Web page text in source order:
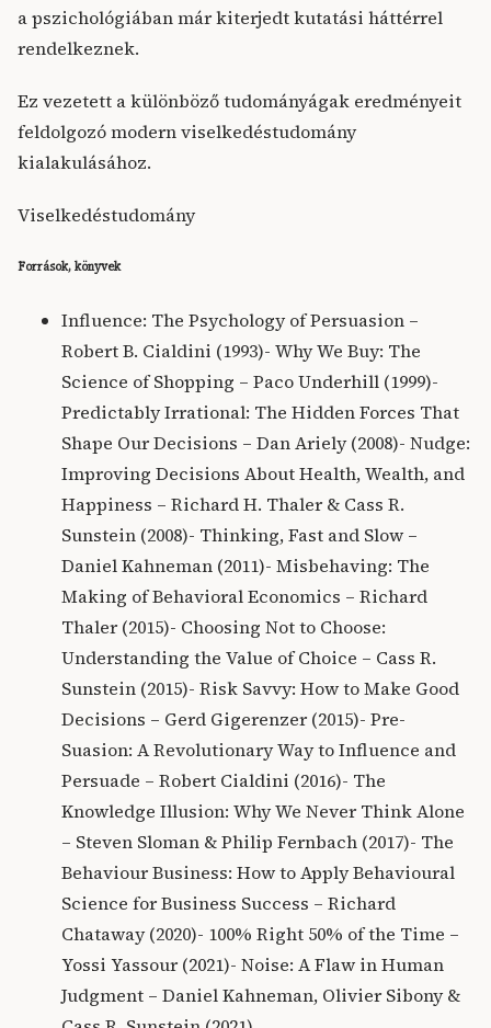
a pszichológiában már kiterjedt kutatási háttérrel
rendelkeznek.
Ez vezetett a különböző tudományágak eredményeit
feldolgozó modern viselkedéstudomány
kialakulásához.
Viselkedéstudomány
Források, könyvek
Influence: The Psychology of Persuasion –
Robert B. Cialdini (1993)- Why We Buy: The
Science of Shopping – Paco Underhill (1999)-
Predictably Irrational: The Hidden Forces That
Shape Our Decisions – Dan Ariely (2008)- Nudge:
Improving Decisions About Health, Wealth, and
Happiness – Richard H. Thaler & Cass R.
Sunstein (2008)- Thinking, Fast and Slow –
Daniel Kahneman (2011)- Misbehaving: The
Making of Behavioral Economics – Richard
Thaler (2015)- Choosing Not to Choose:
Understanding the Value of Choice – Cass R.
Sunstein (2015)- Risk Savvy: How to Make Good
Decisions – Gerd Gigerenzer (2015)- Pre-
Suasion: A Revolutionary Way to Influence and
Persuade – Robert Cialdini (2016)- The
Knowledge Illusion: Why We Never Think Alone
– Steven Sloman & Philip Fernbach (2017)- The
Behaviour Business: How to Apply Behavioural
Science for Business Success – Richard
Chataway (2020)- 100% Right 50% of the Time –
Yossi Yassour (2021)- Noise: A Flaw in Human
Judgment – Daniel Kahneman, Olivier Sibony &